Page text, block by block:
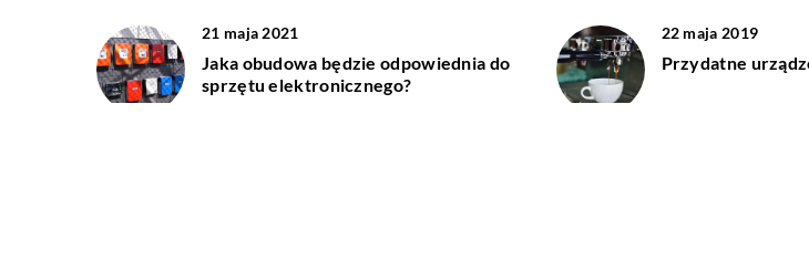
21 maja 2021
Jaka obudowa będzie odpowiednia do
sprzętu elektronicznego?
22 maja 2019
Przydatne
oczyszczalnia